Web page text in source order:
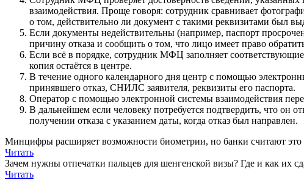
взаимодействия. Проще говоря: сотрудник сравнивает
о том, действительно ли документ с такими реквизитами был
Если документы недействительны (например, паспорт
причину отказа и сообщить о том, что лицо имеет право
Если всё в порядке, сотрудник МФЦ заполняет
копия остаётся в центре.
В течение одного календарного дня центр с помощью
принявшего отказ, СНИЛС заявителя, реквизиты его паспорта.
Оператор с помощью электронной системы взаимодействия
В дальнейшем если человеку потребуется подтвердить, что он
получении отказа с указанием даты, когда отказ был направлен.
Минцифры расширяет возможности биометрии, но банки считают
Читать
Зачем нужны отпечатки пальцев для шенгенской визы? Где и как их
Читать